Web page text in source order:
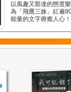
以風趣又豁達的態度
為「飛鷹三姝」紅遍
能量的文字療癒人心